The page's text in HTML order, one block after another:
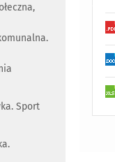
Sport